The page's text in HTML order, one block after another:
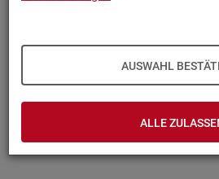
AUSWAHL
ALLE
ten wir Ihre An­fra­ge per E-Mail,
den sind. Bitte be­ach­ten Sie auch
wei­se zu ggf. ent­ste­hen­den Kos­ten.
Die mit * ge­kenn­zeich­ne­ten Fel­der